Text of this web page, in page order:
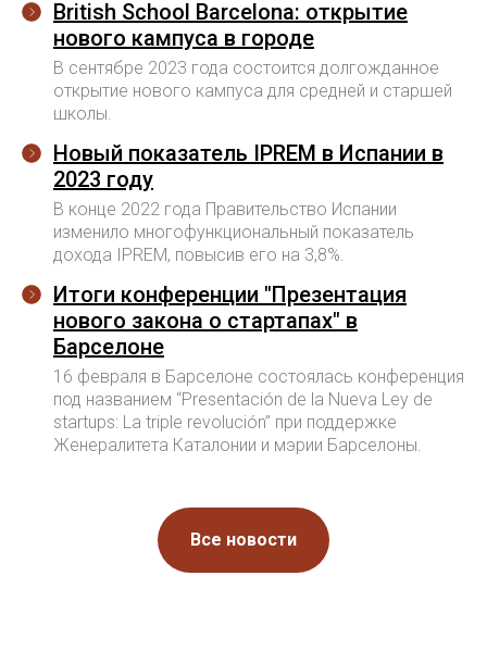
British School Barcelona: открытие
нового кампуса в городе
В сентябре 2023 года состоится долгожданное
открытие нового кампуса для средней и старшей
школы.
Новый показатель IPREM в Испании в
2023 году
В конце 2022 года Правительство Испании
изменило многофункциональный показатель
дохода IPREM, повысив его на 3,8%.
Итоги конференции "Презентация
нового закона о стартапах" в
Барселоне
16 февраля в Барселоне состоялась конференция
под названием “Presentación de la Nueva Ley de
startups: La triple revolución” при поддержке
Женералитета Каталонии и мэрии Барселоны.
Все новости